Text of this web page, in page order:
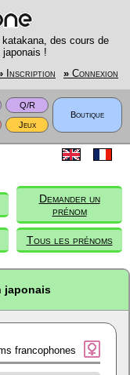
des cours de
japonais !
Inscription » Connexion
Q/R
Boutique
Jeux
Demander un
prénom
Tous les prénoms
japonais
francophones